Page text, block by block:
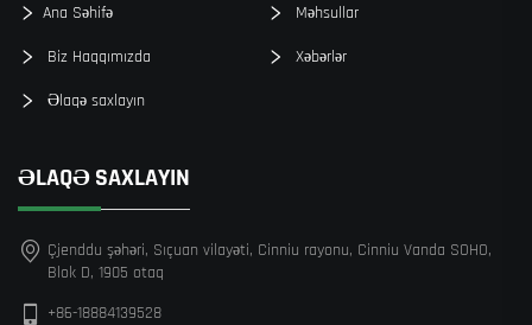
Ana Səhifə Məhsullar
Biz Haqqımızda Xəbərlər
Əlaqə saxlayın
ƏLAQƏ SAXLAYIN
Çjenddu şəhəri, Sıçuan vilayəti, Cinniu rayonu, Cinniu Vanda SOHO,
Blok D, 1905 otaq
+86-18884139528